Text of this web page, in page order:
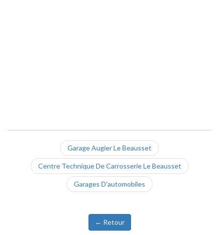
Garage Augier Le Beausset
Centre Technique De Carrosserie Le Beausset
Garages D'automobiles
← Retour